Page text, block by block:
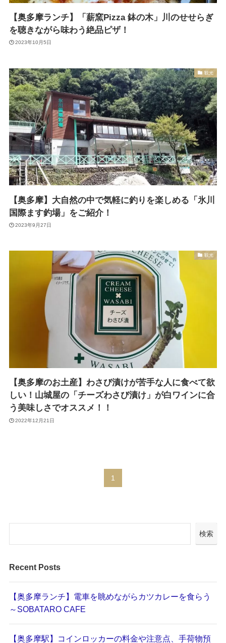
【奥多摩ランチ】「薪窯Pizza 鉢の木」川のせせらぎ
を聴きながら味わう絶品ピザ！
2023年10月5日
観光
【奥多摩】大自然の中で気軽に釣りを楽しめる「氷川
国際ます釣場」をご紹介！
2023年9月27日
観光
【奥多摩のお土産】わさび漬けが苦手な人に食べて欲
しい！山城屋の「チーズわさび漬け」が白ワインに合
う美味しさでオススメ！！
2022年12月21日
1
検索
Recent Posts
【奥多摩ランチ】電車を眺めながらカツカレーを食らう
～SOBATARO CAFE
【奥多摩駅】コインロッカーの料金や注意点、手荷物預